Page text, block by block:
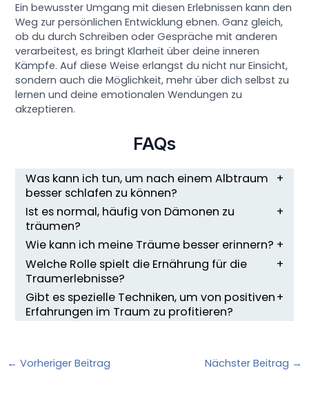
Ein bewusster Umgang mit diesen Erlebnissen kann den
Weg zur persönlichen Entwicklung ebnen. Ganz gleich,
ob du durch Schreiben oder Gespräche mit anderen
verarbeitest, es bringt Klarheit über deine inneren
Kämpfe. Auf diese Weise erlangst du nicht nur Einsicht,
sondern auch die Möglichkeit, mehr über dich selbst zu
lernen und deine emotionalen Wendungen zu
akzeptieren.
FAQs
Was kann ich tun, um nach einem Albtraum
besser schlafen zu können?
Ist es normal, häufig von Dämonen zu
träumen?
Wie kann ich meine Träume besser erinnern?
Welche Rolle spielt die Ernährung für die
Traumerlebnisse?
Gibt es spezielle Techniken, um von positiven
Erfahrungen im Traum zu profitieren?
← Vorheriger Beitrag Nächster Beitrag →